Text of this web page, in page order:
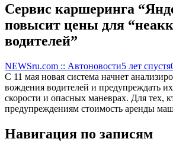
Сервис каршеринга
повысит цены для
водителей”
NEWSru.com :: Автоновости5 лет спустя
С 11 мая новая система начнет
вождения водителей и предупреждать
скорости и опасных маневрах. Для тех,
предупреждениям стоимость аренды
Навигация по записям